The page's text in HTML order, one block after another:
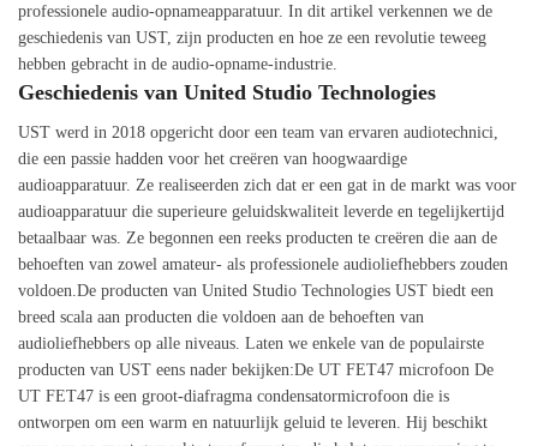
professionele audio-opnameapparatuur. In dit artikel verkennen we de
geschiedenis van UST, zijn producten en hoe ze een revolutie teweeg
hebben gebracht in de audio-opname-industrie.
Geschiedenis van United Studio Technologies
UST werd in 2018 opgericht door een team van ervaren audiotechnici,
die een passie hadden voor het creëren van hoogwaardige
audioapparatuur. Ze realiseerden zich dat er een gat in de markt was voor
audioapparatuur die superieure geluidskwaliteit leverde en tegelijkertijd
betaalbaar was. Ze begonnen een reeks producten te creëren die aan de
behoeften van zowel amateur- als professionele audioliefhebbers zouden
voldoen.De producten van United Studio Technologies UST biedt een
breed scala aan producten die voldoen aan de behoeften van
audioliefhebbers op alle niveaus. Laten we enkele van de populairste
producten van UST eens nader bekijken:De UT FET47 microfoon De
UT FET47 is een groot-diafragma condensatormicrofoon die is
ontworpen om een warm en natuurlijk geluid te leveren. Hij beschikt